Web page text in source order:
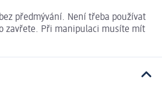
předmývání. Není třeba používat
zavřete. Při manipulaci musíte mít